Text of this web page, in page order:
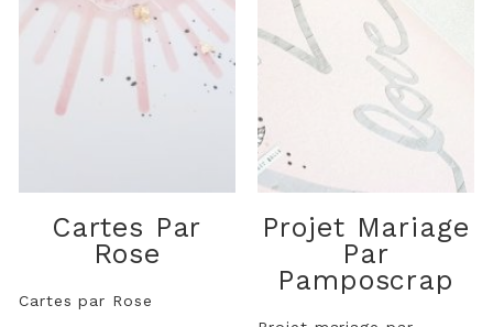
Cartes Par
Rose
Cartes par Rose
Projet Mariage
Par
Pamposcrap